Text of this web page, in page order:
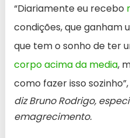
“Diariamente eu recebo
condições, que ganham
que tem o sonho de ter
corpo acima da media,
como fazer isso sozinho”,
diz Bruno Rodrigo,
emagrecimento.